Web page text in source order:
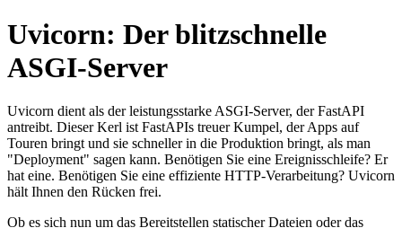
Uvicorn: Der blitzschnelle
ASGI-Server
Uvicorn dient als der leistungsstarke ASGI-Server, der FastAPI
antreibt. Dieser Kerl ist FastAPIs treuer Kumpel, der Apps auf
Touren bringt und sie schneller in die Produktion bringt, als man
"Deployment" sagen kann. Benötigen Sie eine Ereignisschleife? Er
hat eine. Benötigen Sie eine effiziente HTTP-Verarbeitung? Uvicorn
hält Ihnen den Rücken frei.
Ob es sich nun um das Bereitstellen statischer Dateien oder das